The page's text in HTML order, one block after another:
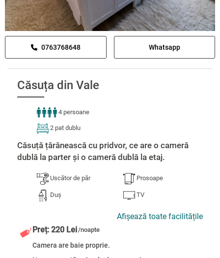
0763768648 Whatsapp
Căsuța din Vale
4 persoane
2 pat dublu
Căsuță țărănească cu pridvor, ce are o cameră
dublă la parter și o cameră dublă la etaj.
Uscător de păr
Duș
Prosoape
TV
Afișează toate facilitățile
Preț: 220 Lei/noapte
Camera are baie proprie.